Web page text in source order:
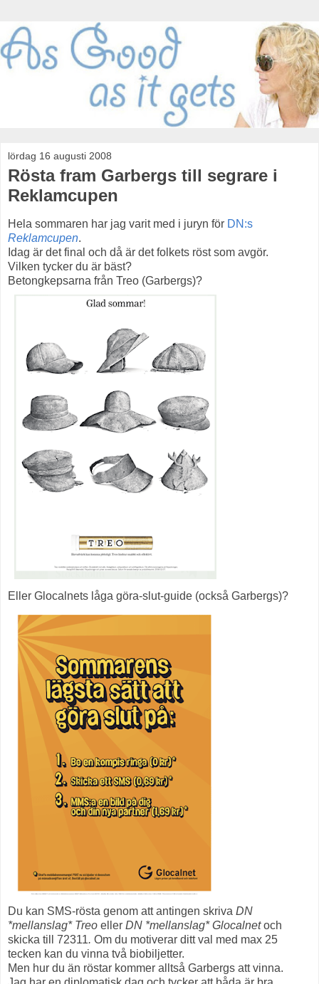
lördag 16 augusti 2008
Rösta fram Garbergs till segrare i
Reklamcupen
Hela sommaren har jag varit med i juryn för DN:s
Reklamcupen.
Idag är det final och då är det folkets röst som avgör.
Vilken tycker du är bäst?
Betongkepsarna från Treo (Garbergs)?
Eller Glocalnets låga göra-slut-guide (också Garbergs)?
Du kan SMS-rösta genom att antingen skriva DN
*mellanslag* Treo eller DN *mellanslag*Glocalnetoch
skicka till
72311. Om du motiverar ditt val med max 25
tecken kan du vinna två biobiljetter.
Men hur du än röstar kommer alltså Garbergs att vinna.